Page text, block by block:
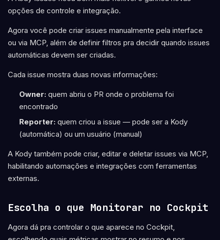
opções de controle e integração.
Agora você pode criar issues manualmente pela interface
ou via MCP, além de definir filtros pra decidir quando issues
automáticas devem ser criadas.
Cada issue mostra duas novas informações:
Owner:quem abriu o PR onde o problema foi
encontrado
Reporter:quem criou a issue — pode ser a Kody
(automática) ou um usuário (manual)
A Kody também pode criar, editar e deletar issues via MCP,
habilitando automações e integrações com ferramentas
externas.
Escolha o que Monitorar no Cockpit
Agora dá pra controlar o que aparece no Cockpit,